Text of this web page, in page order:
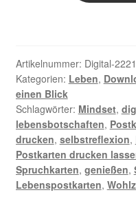
von
Ankommen
und
Genießen
sein
-
Digitale
Postkarte
Artikelnummer: Digital-
Kategorien: Leben,
einen Blick
Schlagwörter: Mindset,
lebensbotschaften,
drucken, selbstreflexion,
Postkarten drucken
Spruchkarten, genießen,
Lebenspostkarten,